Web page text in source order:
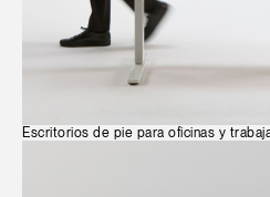
Escritorios de pie para oficinas y